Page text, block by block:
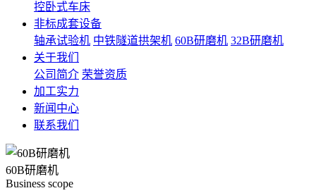
控卧式车床
非标成套设备
轴承试验机 中铁隧道拱架机 60B研磨机 32B研磨机
关于我们
公司简介 荣誉资质
加工实力
新闻中心
联系我们
60B研磨机
Business scope